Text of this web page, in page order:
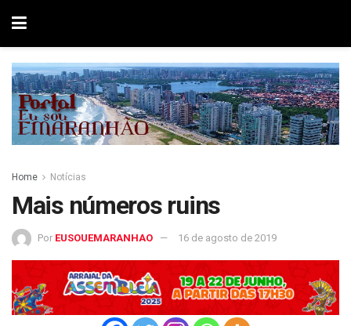
Home Notícias
Mais números ruins
Por EUSOUEMARANHAO 16 de agosto de 2019